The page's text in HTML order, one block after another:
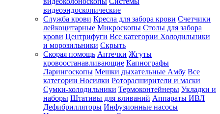
видеоэндоскопические
Служба крови Кресла для забора крови Счетчики
лейкоцитарные Микроскопы Столы для забора
крови Центрифуги Все категории Холодильники
и морозильники Скрыть
Скорая помощь Аптечки Жгуты
кровоостанавливающие Капнографы
Ларингоскопы Мешки дыхательные Амбу Все
категории Носилки Роторасширители и маски
Сумки-холодильники Термоконтейнеры Укладки и
наборы Штативы для вливаний Аппараты ИВЛ
Дефибрилляторы Инфузионные насосы